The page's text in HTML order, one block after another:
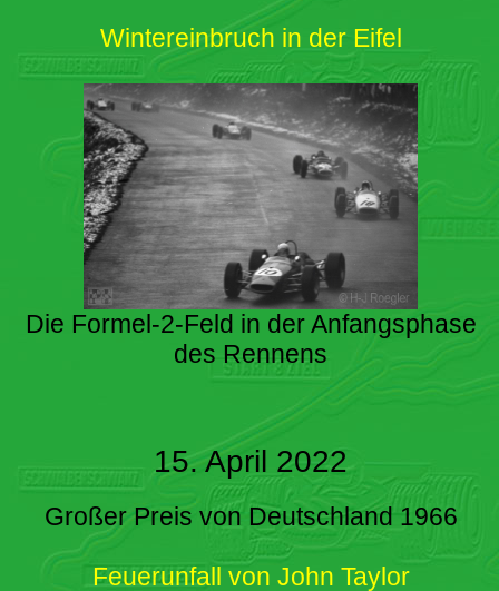
Wintereinbruch in der Eifel
Die Formel-2-Feld in der Anfangsphase
des Rennens
15. April 2022
Großer Preis von Deutschland 1966
Feuerunfall von John Taylor